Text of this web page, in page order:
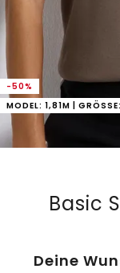
-50%
MODEL: 1,81M | GRÖSSE:
Basic
Deine